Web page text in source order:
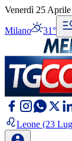
Venerdì 25
Milano 31°
Leone (23